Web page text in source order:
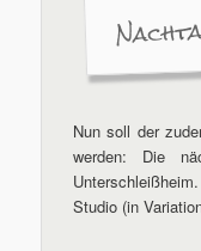
Nun soll der
werden: Die
Studio (in